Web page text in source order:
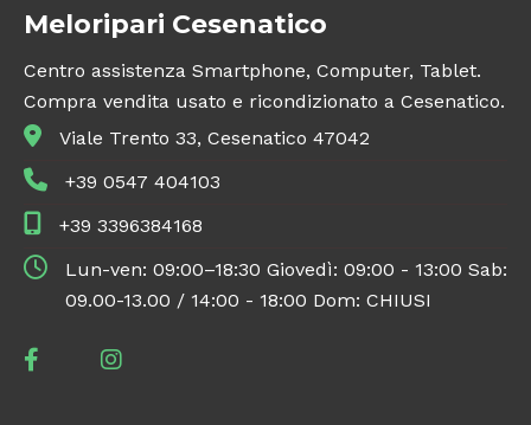
Meloripari Cesenatico
Centro assistenza Smartphone, Computer, Tablet.
Compra vendita usato e ricondizionato a Cesenatico.
Viale Trento 33, Cesenatico 47042
+39 0547 404103
+39 3396384168
Lun-ven: 09:00–18:30 Giovedì: 09:00 - 13:00 Sab:
09.00-13.00 / 14:00 - 18:00 Dom: CHIUSI